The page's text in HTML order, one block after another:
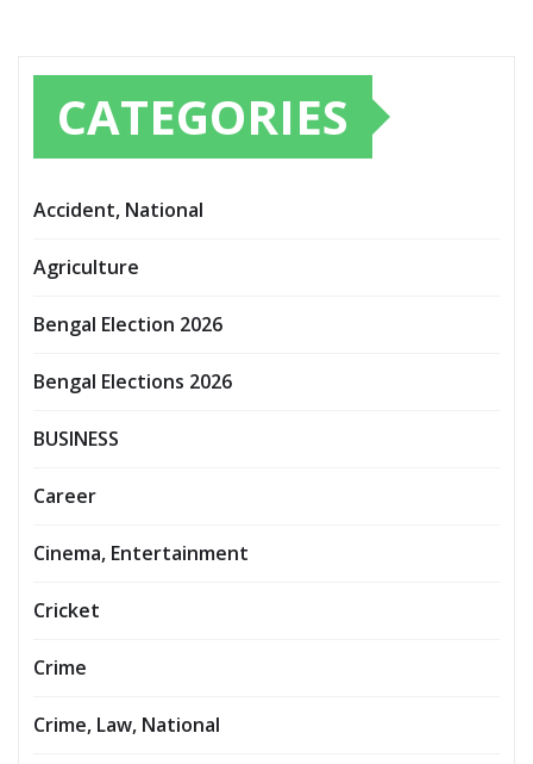
CATEGORIES
Accident, National
Agriculture
Bengal Election 2026
Bengal Elections 2026
BUSINESS
Career
Cinema, Entertainment
Cricket
Crime
Crime, Law, National